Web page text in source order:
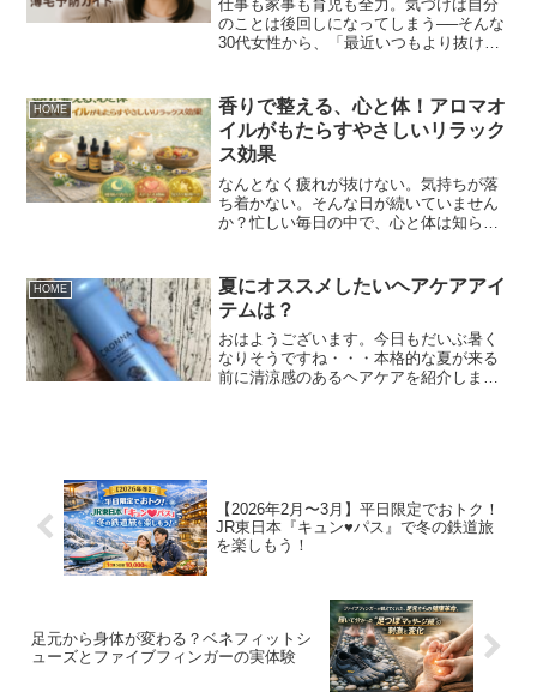
仕事も家事も育児も全力。気づけば自分
のことは後回しになってしまう──そんな
30代女性から、「最近いつもより抜け毛
す。ホルモンバランスの変化や、睡眠不
足、慢性的なストレス...
HOME
香りで整える、心と体！アロマオ
イルがもたらすやさしいリラック
ス効果
なんとなく疲れが抜けない。気持ちが落
ち着かない。そんな日が続いていません
か？忙しい毎日の中で、心と体は知らな
かける自然のケア。難しいことをしなく
ても、日常に取り入れやす...
HOME
夏にオススメしたいヘアケアアイ
テムは？
おはようございます。今日もだいぶ暑く
なりそうですね・・・本格的な夏が来る
前に清涼感のあるヘアケアを紹介しまい
【2026年2月〜3月】平日限定でおトク！
JR東日本『キュン♥パス』で冬の鉄道旅
を楽しもう！
足元から身体が変わる？ベネフィットシ
ューズとファイブフィンガーの実体験